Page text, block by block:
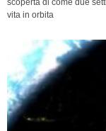
scoperta di come due
vita in orbita